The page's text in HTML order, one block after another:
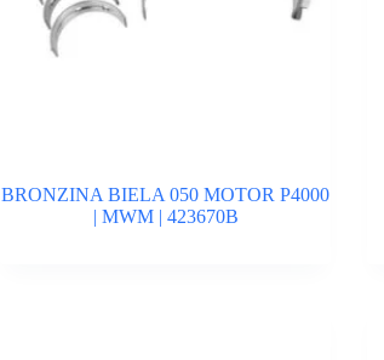
BRONZINA BIELA 050 MOTOR P4000
| MWM | 423670B